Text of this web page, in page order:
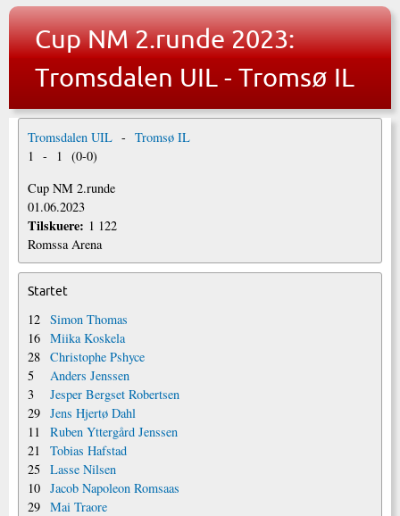
Cup NM 2.runde 2023:
Tromsdalen UIL - Tromsø IL
Tromsdalen UIL - Tromsø IL
1 - 1 (0-0)
Cup NM 2.runde
01.06.2023
Tilskuere: 1 122
Romssa Arena
Startet
12 Simon Thomas
16 Miika Koskela
28 Christophe Pshyce
5
Anders Jenssen
3
Jesper Bergset Robertsen
29 Jens Hjertø Dahl
11
Ruben Yttergård Jenssen
21
Tobias Hafstad
25 Lasse Nilsen
10 Jacob Napoleon Romsaas
29 Mai Traore